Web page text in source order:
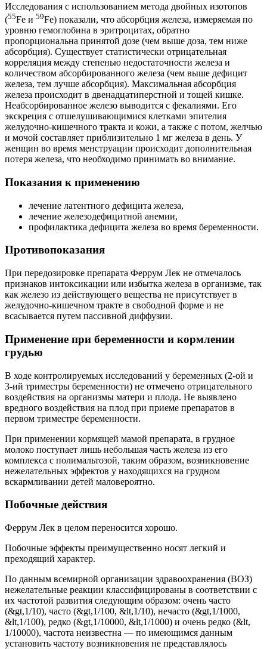
Исследования с использованием метода двойных изотопов
(55Fe и 59Fe) показали, что абсорбция железа, измеряемая по
уровню гемоглобина в эритроцитах, обратно
пропорциональна принятой дозе (чем выше доза, тем ниже
абсорбция). Существует статистически отрицательная
корреляция между степенью недостаточности железа и
количеством абсорбированного железа (чем выше дефицит
железа, тем лучше абсорбция). Максимальная абсорбция
железа происходит в двенадцатиперстной и тощей кишке.
Неабсорбированное железо выводится с фекалиями. Его
экскреция с отшелушивающимися клетками эпителия
желудочно-кишечного тракта и кожи, а также с потом, желчью
и мочой составляет приблизительно 1 мг железа в день. У
женщин во время менструации происходит дополнительная
потеря железа, что необходимо принимать во внимание.
Показания к применению
лечение латентного дефицита железа,
лечение железодефицитной анемии,
профилактика дефицита железа во время беременности.
Противопоказания
При передозировке препарата Феррум Лек не отмечалось
признаков интоксикации или избытка железа в организме, так
как железо из действующего вещества не присутствует в
желудочно-кишечном тракте в свободной форме и не
всасывается путем пассивной диффузии.
Применение при беременности и кормлении
грудью
В ходе контролируемых исследований у беременных (2-ой и
3-ий триместры беременности) не отмечено отрицательного
воздействия на организмы матери и плода. Не выявлено
вредного воздействия на плод при приеме препаратов в
первом триместре беременности.
При применении кормящей мамой препарата, в грудное
молоко поступает лишь небольшая часть железа из его
комплекса с полимальтозой, таким образом, возникновение
нежелательных эффектов у находящихся на грудном
вскармливании детей маловероятно.
Побочные действия
Феррум Лек в целом переносится хорошо.
Побочные эффекты преимущественно носят легкий и
преходящий характер.
По данным всемирной организации здравоохранения (ВОЗ)
нежелательные реакции классифицированы в соответствии с
их частотой развития следующим образом: очень часто
(&gt,1/10), часто (&gt,1/100, &lt,1/10), нечасто (&gt,1/1000,
&lt,1/100), редко (&gt,1/10000, &lt,1/1000) и очень редко (&lt,
1/10000), частота неизвестна — по имеющимся данным
установить частоту возникновения не представлялось